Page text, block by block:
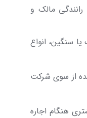
مالک و
سنگین، انواع
از سوی شرکت
هنگام اجاره